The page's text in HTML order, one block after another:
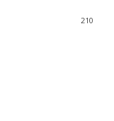
210